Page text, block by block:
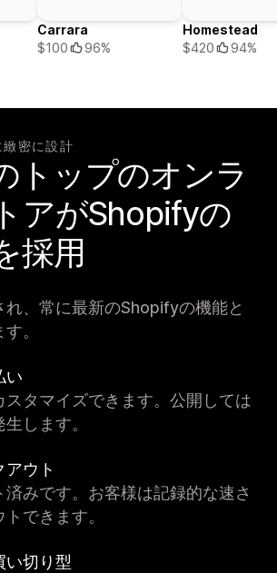
Carrara
$100
96%
Homestead
$420
94%
密に設計
トップのオンラ
アがShopifyの
採用
れ、常に最新のShopifyの機能と
。
い
スタマイズできます。公開しては
します。
ウト
済みです。お客様は記録的な速さ
できます。
い切り型